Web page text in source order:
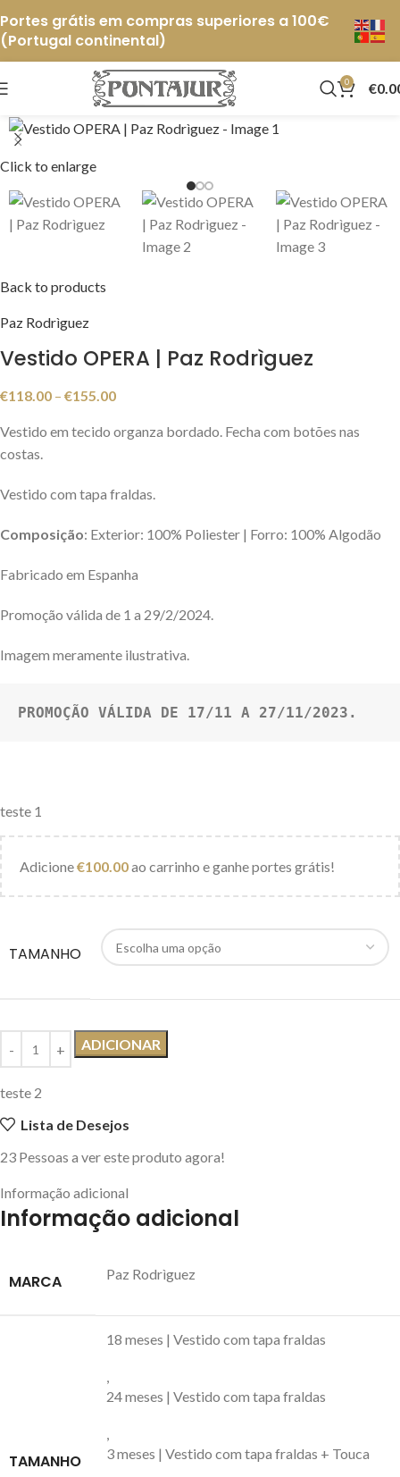
Portes grátis em compras superiores a 100€
(Portugal continental)
0 €
Click to enlarge
Back to products
Paz Rodrìguez
Vestido OPERA | Paz Rodrìguez
€118.00 – €155.00
Vestido em tecido organza bordado. Fecha com botões nas
costas.
Vestido com tapa fraldas.
Composição: Exterior: 100% Poliester | Forro: 100% Algodão
Fabricado em Espanha
Promoção válida de 1 a 29/2/2024.
Imagem meramente ilustrativa.
PROMOÇÃO VÁLIDA DE 17/11 A 27/11/2023.
teste 1
Adicione€100.00ao carrinho e ganhe portes grátis!
TAMANHO
ADICIONAR
teste 2
Lista de Desejos
23 Pessoas a ver este produto agora!
Informação adicional
Informação adicional
MARCA Paz Rodrìguez
TAMANHO
18 meses | Vestido com tapa fraldas
,
24 meses | Vestido com tapa fraldas
,
3 meses | Vestido com tapa fraldas + Touca